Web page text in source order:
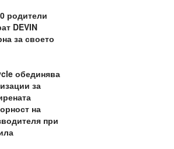
родители
DEVIN
за своето
обединява
за
на
при